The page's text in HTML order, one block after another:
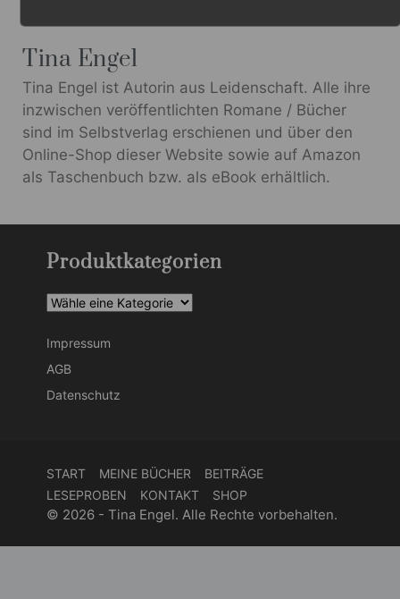
Tina Engel
Tina Engel ist Autorin aus Leidenschaft. Alle ihre
inzwischen veröffentlichten Romane / Bücher
sind im Selbstverlag erschienen und über den
Online-Shop dieser Website sowie auf Amazon
als Taschenbuch bzw. als eBook erhältlich.
Produktkategorien
Impressum
AGB
Datenschutz
START MEINE BÜCHER
BEITRÄGE
LESEPROBEN
KONTAKT SHOP
© 2026 - Tina Engel. Alle Rechte vorbehalten.